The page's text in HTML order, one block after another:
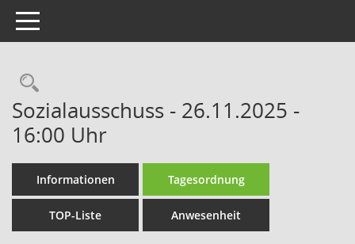
Toggle navigation
Rechercheauswahl
Sozialausschuss - 26.11.2025 -
16:00 Uhr
Informationen Tagesordnung
TOP-Liste Anwesenheit